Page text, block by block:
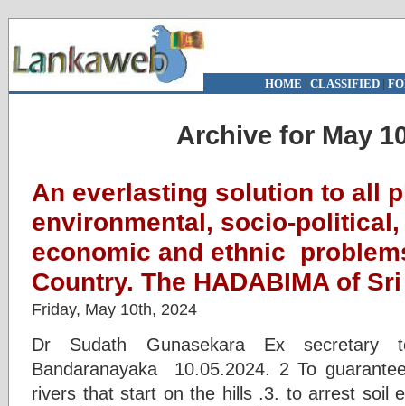
HOME | CLASSIFIED|
Archive for May
An everlasting solution to all
environmental, socio-
economic and ethnic
Country. The HADABIMA of
Friday, May 10th, 2024
Dr Sudath Gunasekara Ex secretary
Bandaranayaka 10.05.2024. 2 To
rivers that start on the hills .3. to arrest soil